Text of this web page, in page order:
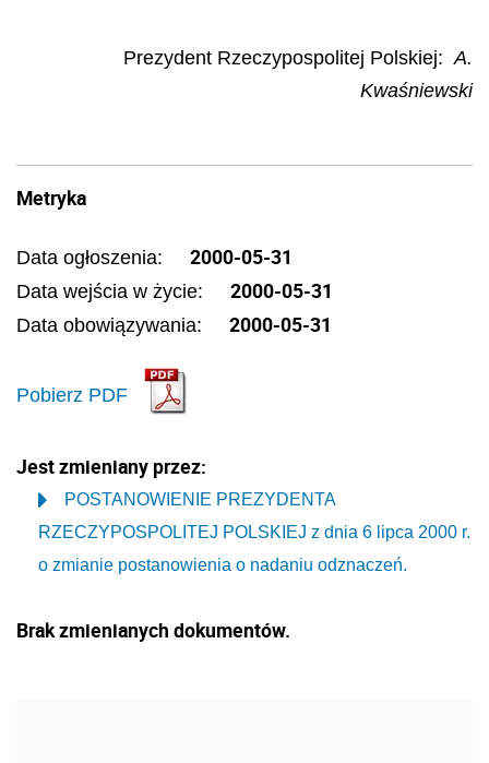
Prezydent Rzeczypospolitej Polskiej: A.
Kwaśniewski
Metryka
Data ogłoszenia: 2000-05-31
Data wejścia w życie: 2000-05-31
Data obowiązywania: 2000-05-31
Pobierz PDF
Jest zmieniany przez:
POSTANOWIENIE PREZYDENTA
RZECZYPOSPOLITEJ POLSKIEJ z dnia 6 lipca 2000 r.
o zmianie postanowienia o nadaniu odznaczeń.
Brak zmienianych dokumentów.